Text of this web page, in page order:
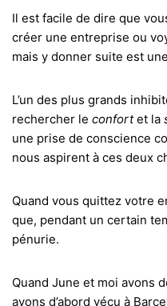
Il est facile de dire que
créer une entreprise ou
mais y donner suite est
L’un des plus grands
rechercher le confortet la
une prise de conscience
nous aspirent à ces deux
Quand vous quittez votre
que, pendant un certain
pénurie.
Quand June et moi avons
avons d’abord vécu à